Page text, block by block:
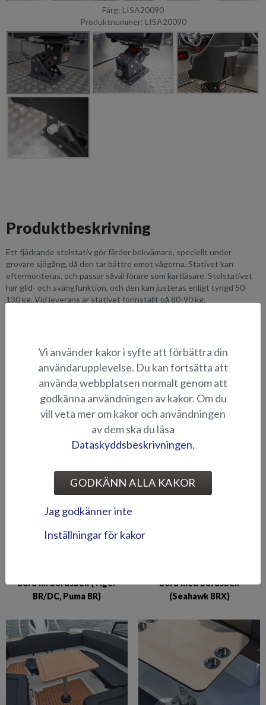
Färg: LISA20090
Produktnummer: LISA20090
Produktbeskrivning
Ett fjädrande stolstativ gör färder bekvämare, speciellt under
grovare sjögång, då den tar bättre emot vågorna. Stativet kan
eftermonteras, och passar såväl förare som kartläsare. Stolstativet
har glid- och svängfunktion, och den kan justeras enligt tyngd 50-
130 kg. Vid leverans är stativet förinställt på 80-90 kg.
stolstativet. För Seahawk/Shark CCX vänligen se produkt
LISA20092
LÄMPLIGHET
BILDGALLERI
Bord m. bordsben (Tiger
BR/DC, Puma BR)
Bord med bordsben
(Seahawk BRX)
Vi använder kakor i syfte att förbättra din
användarupplevelse. Du kan fortsätta att
använda webbplatsen normalt genom att
godkänna användningen av kakor. Om du
vill veta mer om kakor och användningen
av dem ska du läsa
Dataskyddsbeskrivningen.
GODKÄNN ALLA KAKOR
Jag godkänner inte
Inställningar för kakor